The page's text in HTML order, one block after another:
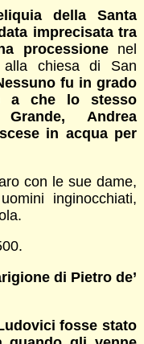
della Santa
imprecisata tra
processionenel
chiesa di San
fu in grado
a che lo stesso
Andrea
in acqua per
con le sue dame,
inginocchiati,
di Pietro de’
fosse stato